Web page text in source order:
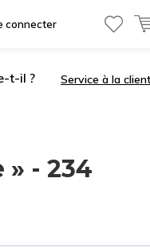
connecter
t-il ? Service à la
- 234